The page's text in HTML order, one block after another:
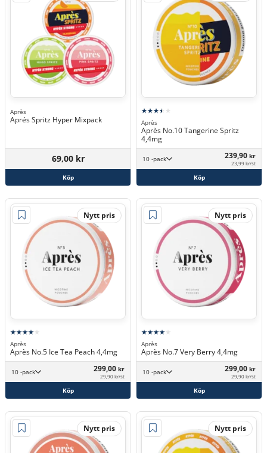
Après
Aprés Spritz Hyper Mixpack
69,00 kr
Köp
Après
Après No.10 Tangerine Spritz
4,4mg
10 -pack 239,90 kr
23,99 kr/st
Köp
Nytt pris
Après
Après No.5 Ice Tea Peach 4,4mg
10 -pack 299,00 kr
29,90 kr/st
Köp
Nytt pris
Après
Après No.7 Very Berry 4,4mg
10 -pack 299,00 kr
29,90 kr/st
Köp
Nytt pris Nytt pris